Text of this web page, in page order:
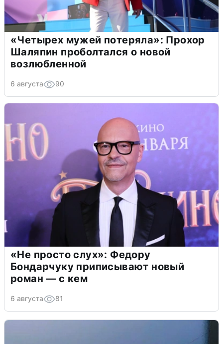
«Четырех мужей потеряла»: Прохор
Шаляпин проболтался о новой
возлюбленной
6 августа 90
«Не просто слух»: Федору
Бондарчуку приписывают новый
роман — с кем
6 августа 81